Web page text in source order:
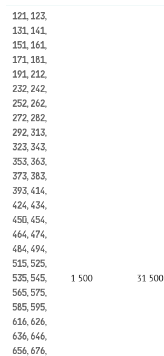
121, 123,
131, 141,
151, 161,
171, 181,
191, 212,
232, 242,
252, 262,
272, 282,
292, 313,
323, 343,
353, 363,
373, 383,
393, 414,
424, 434,
450, 454,
464, 474,
484, 494,
515, 525,
535, 545,
565, 575,
585, 595,
616, 626,
636, 646,
656, 676,
1 500 31 500